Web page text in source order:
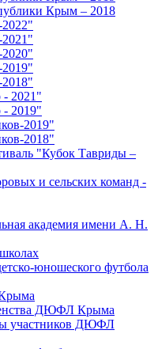
Крым – 2018
- 2021"
- 2019"
2019"
2018"
"Кубок Тавриды –
и сельских команд -
академия имени А. Н.
юношеского футбола
ДЮФЛ Крыма
участников ДЮФЛ